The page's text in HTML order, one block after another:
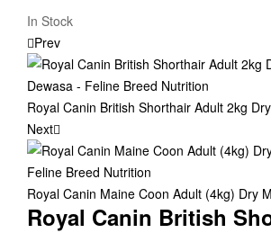
In Stock
Prev
Royal Canin British Shorthair Adult 2kg
Next
Royal Canin Maine Coon Adult (4kg) Dry
Royal Canin British